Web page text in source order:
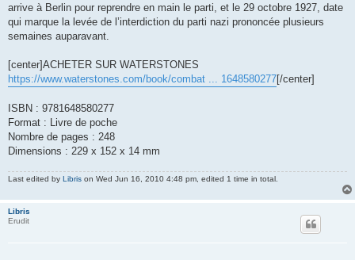
arrive à Berlin pour reprendre en main le parti, et le 29 octobre 1927, date
qui marque la levée de l’interdiction du parti nazi prononcée plusieurs
semaines auparavant.
[center]ACHETER SUR WATERSTONES
https://www.waterstones.com/book/combat ... 1648580277[/center]
ISBN : 9781648580277
Format : Livre de poche
Nombre de pages : 248
Dimensions : 229 x 152 x 14 mm
Last edited by Libris on Wed Jun 16, 2010 4:48 pm, edited 1 time in total.
Libris
Erudit